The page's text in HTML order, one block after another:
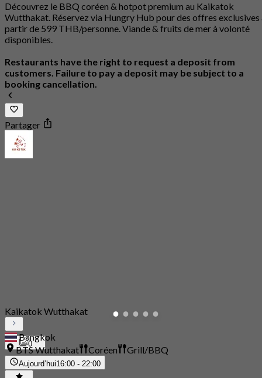
Découvrez le BBQ coréen & hotpot premium au Kaikatok
Wutthakat. Réservez via Hungry Hub pour des offres exclusives
partir de 599 THB/personne. Viande & fruits de mer à volonté
disponibles.
Restaurants have the right to request a deposit from
customers. Failure to pay a deposit may be subject to a
booking cancellation.
Partager
0
Kaikatok Wutthakat
Bangkok
BTS Wutthakat
Coréen Grill/BBQ
Aujourd’hui16:00 - 22:00